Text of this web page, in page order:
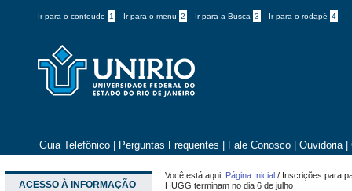
Ir para o conteúdo 1 Ir para o menu 2 Ir para a Busca 3 Ir para o rodapé 4
Guia Telefônico Perguntas Frequentes Fale Conosco Ouvidoria
ACESSO À INFORMAÇÃO
Você está aqui: Página Inicial / Inscrições para
HUGG terminam no dia 6 de julho